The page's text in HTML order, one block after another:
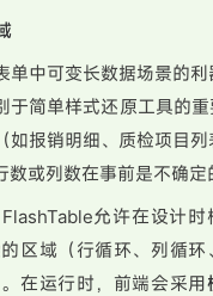
单中可变长数据场景的
于简单样式还原工具的重
如报销明细、质检项目
数或列数在事前是不确定
FlashTable允许在设计时
区域（行循环、列循环
在运行时，前端会采用